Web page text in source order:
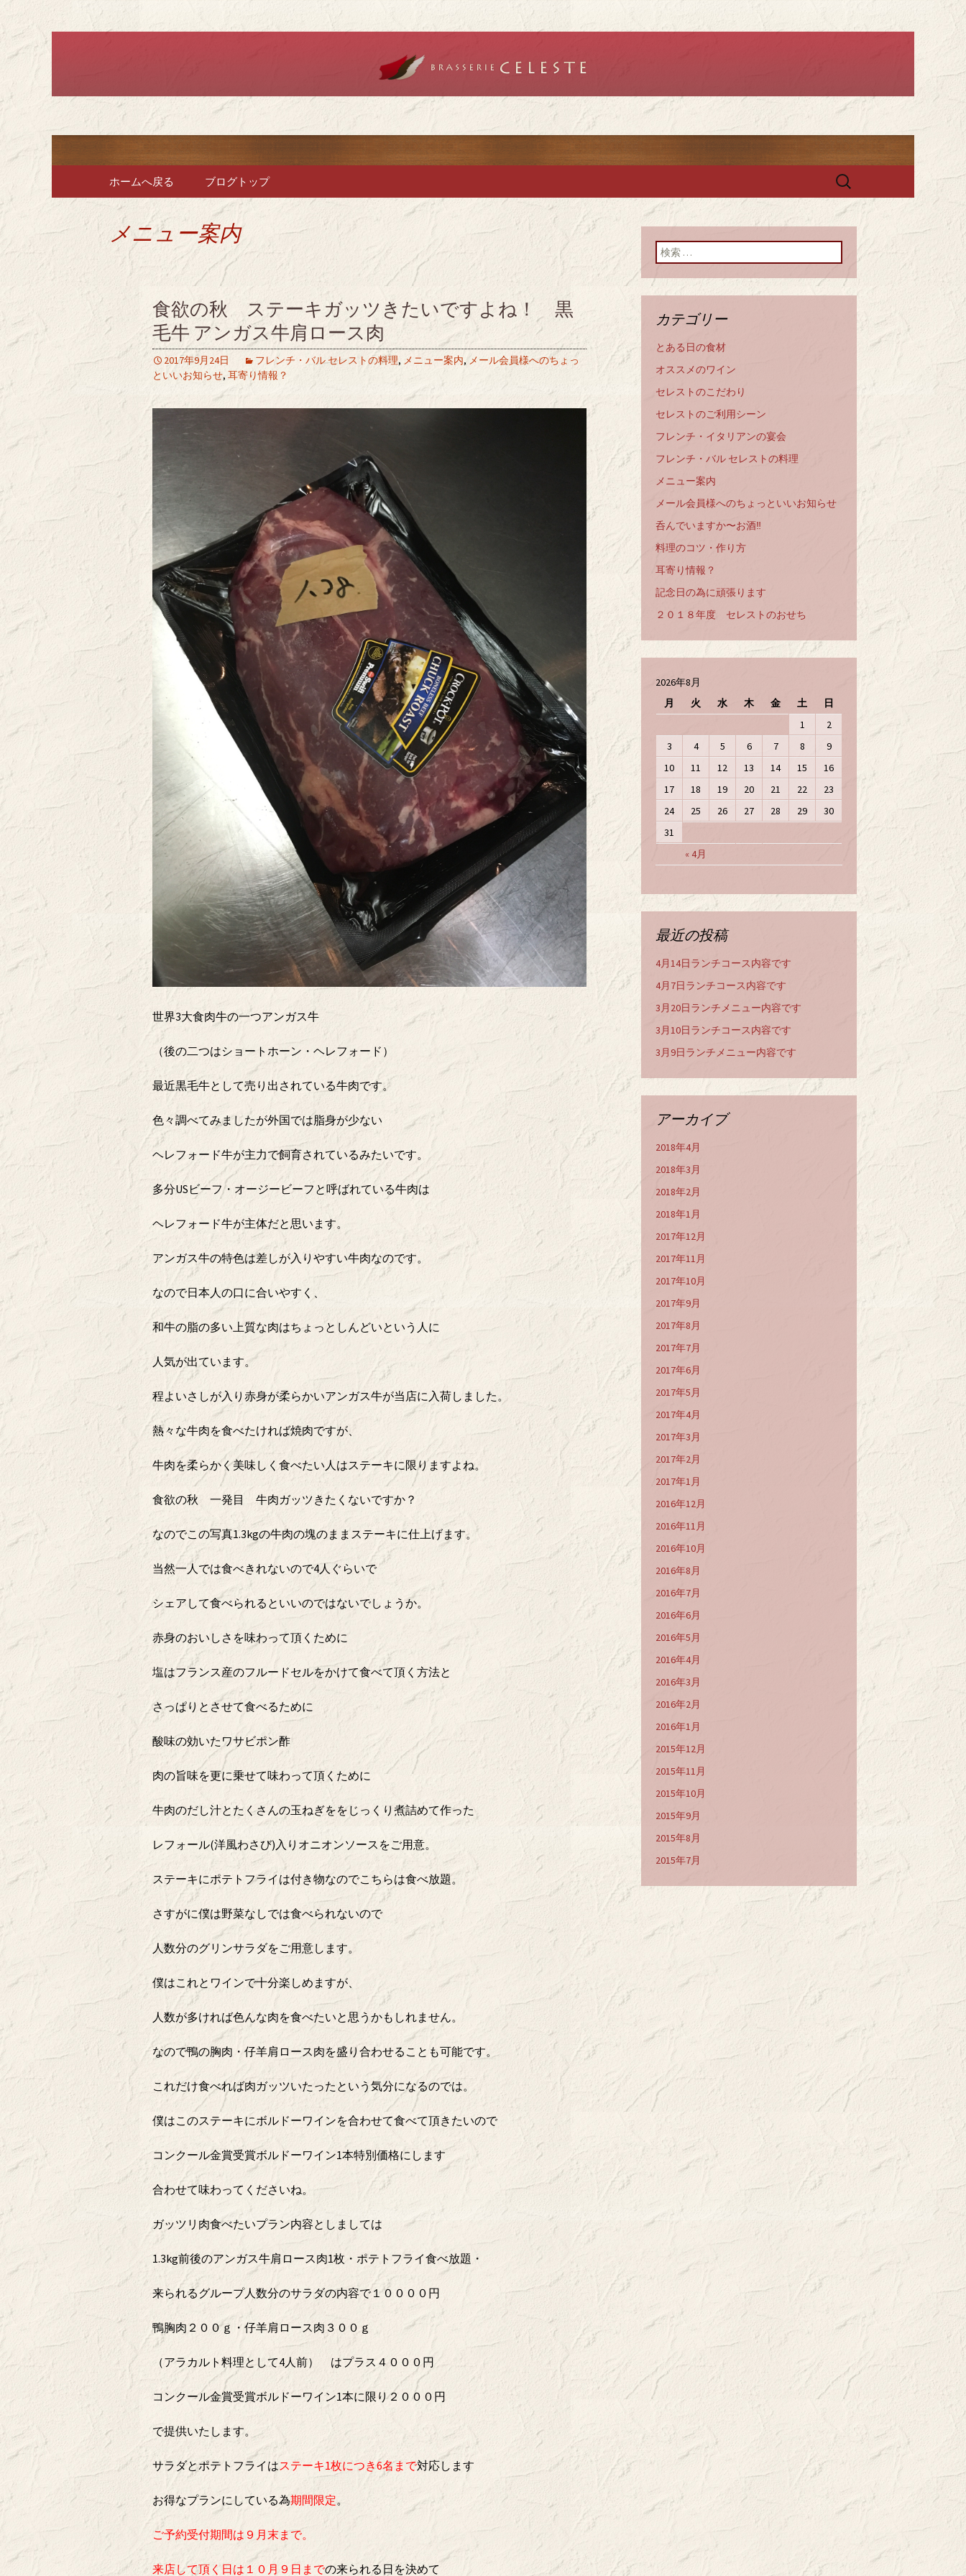
堺のフレンチ「ブラッスリー セレスト」
で、ランチ・ディナーを
堺のフレンチ「ブラットリーセレスト」で記念日やデートを
コンテンツへ移動
ホームへ戻る ブログトップ
検
メニュー案内
食欲の秋 ステーキガッツきたいですよね！ 黒
毛牛 アンガス牛肩ロース肉
2017年9月24日 フレンチ・バル セレストの料理, メニュー案内, メール会員様へのちょっ
といいお知らせ, 耳寄り情報？
世界3大食肉牛の一つアンガス牛
（後の二つはショートホーン・ヘレフォード）
最近黒毛牛として売り出されている牛肉です。
色々調べてみましたが外国では脂身が少ない
ヘレフォード牛が主力で飼育されているみたいです。
多分USビーフ・オージービーフと呼ばれている牛肉は
ヘレフォード牛が主体だと思います。
アンガス牛の特色は差しが入りやすい牛肉なのです。
なので日本人の口に合いやすく、
和牛の脂の多い上質な肉はちょっとしんどいという人に
人気が出ています。
程よいさしが入り赤身が柔らかいアンガス牛が当店に入荷しました。
熱々な牛肉を食べたければ焼肉ですが、
牛肉を柔らかく美味しく食べたい人はステーキに限りますよね。
食欲の秋 一発目 牛肉ガッツきたくないですか？
なのでこの写真1.3kgの牛肉の塊のままステーキに仕上げます。
当然一人では食べきれないので4人ぐらいで
シェアして食べられるといいのではないでしょうか。
赤身のおいしさを味わって頂くために
塩はフランス産のフルードセルをかけて食べて頂く方法と
さっぱりとさせて食べるために
酸味の効いたワサビポン酢
肉の旨味を更に乗せて味わって頂くために
牛肉のだし汁とたくさんの玉ねぎををじっくり煮詰めて作った
レフォール(洋風わさび)入りオニオンソースをご用意。
ステーキにポテトフライは付き物なのでこちらは食べ放題。
さすがに僕は野菜なしでは食べられないので
人数分のグリンサラダをご用意します。
僕はこれとワインで十分楽しめますが、
人数が多ければ色んな肉を食べたいと思うかもしれません。
なので鴨の胸肉・仔羊肩ロース肉を盛り合わせることも可能です。
これだけ食べれば肉ガッツいたったという気分になるのでは。
僕はこのステーキにボルドーワインを合わせて食べて頂きたいので
コンクール金賞受賞ボルドーワイン1本特別価格にします
合わせて味わってくださいね。
ガッツリ肉食べたいプラン内容としましては
1.3kg前後のアンガス牛肩ロース肉1枚・ポテトフライ食べ放題・
来られるグループ人数分のサラダの内容で１００００円
鴨胸肉２００ｇ・仔羊肩ロース肉３００ｇ
（アラカルト料理として4人前） はプラス４０００円
コンクール金賞受賞ボルドーワイン1本に限り２０００円
で提供いたします。
サラダとポテトフライはステーキ1枚につき6名まで対応します
お得なプランにしている為期間限定。
ご予約受付期間は９月末まで。
来店して頂く日は１０月９日までの来られる日を決めて
検索:
カテゴリー
とある日の食材
オススメのワイン
セレストのこだわり
セレストのご利用シーン
フレンチ・イタリアンの宴会
フレンチ・バル セレストの料理
メニュー案内
メール会員様へのちょっといいお知らせ
呑んでいますか〜お酒‼️
料理のコツ・作り方
耳寄り情報？
記念日の為に頑張ります
２０１８年度 セレストのおせち
2026年8月
月
火 水 木 金 土 日
« 4月
1
2
3
4 5 6 7 8
9
10
11 12 13 14 15
16
17
18 19 20 21 22
23
24
25 26 27 28 29
30
31
最近の投稿
4月14日ランチコース内容です
4月7日ランチコース内容です
3月20日ランチメニュー内容です
3月10日ランチコース内容です
3月9日ランチメニュー内容です
アーカイブ
2018年4月
2018年3月
2018年2月
2018年1月
2017年12月
2017年11月
2017年10月
2017年9月
2017年8月
2017年7月
2017年6月
2017年5月
2017年4月
2017年3月
2017年2月
2017年1月
2016年12月
2016年11月
2016年10月
2016年8月
2016年7月
2016年6月
2016年5月
2016年4月
2016年3月
2016年2月
2016年1月
2015年12月
2015年11月
2015年10月
2015年9月
2015年8月
2015年7月